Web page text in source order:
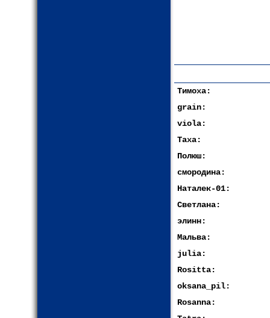
Тимоха:
grain:
viola:
Таха:
Полюш:
смородина:
Наталек-01:
Светлана:
элинн:
Мальва:
julia:
Rositta:
oksana_pil:
Rosanna: